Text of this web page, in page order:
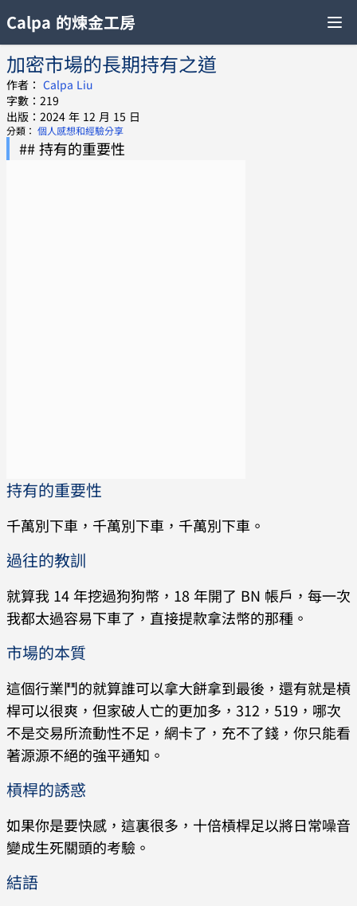
Calpa 的煉金工房
加密市場的長期持有之道
作者： Calpa Liu
字數：219
出版：2024 年 12 月 15 日
分類： 個人感想和經驗分享
## 持有的重要性
持有的重要性
千萬別下車，千萬別下車，千萬別下車。
過往的教訓
就算我 14 年挖過狗狗幣，18 年開了 BN 帳戶，每一次
我都太過容易下車了，直接提款拿法幣的那種。
市場的本質
這個行業鬥的就算誰可以拿大餅拿到最後，還有就是槓
桿可以很爽，但家破人亡的更加多，312，519，哪次
不是交易所流動性不足，網卡了，充不了錢，你只能看
著源源不絕的強平通知。
槓桿的誘惑
如果你是要快感，這裏很多，十倍槓桿足以將日常噪音
變成生死關頭的考驗。
結語